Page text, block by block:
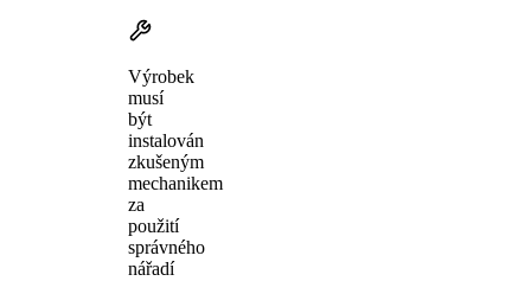
Výrobek
musí
být
instalován
zkušeným
mechanikem
za
použití
správného
nářadí